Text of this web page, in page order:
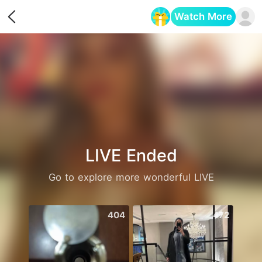
Watch More
LIVE Ended
Go to explore more wonderful LIVE
404 472